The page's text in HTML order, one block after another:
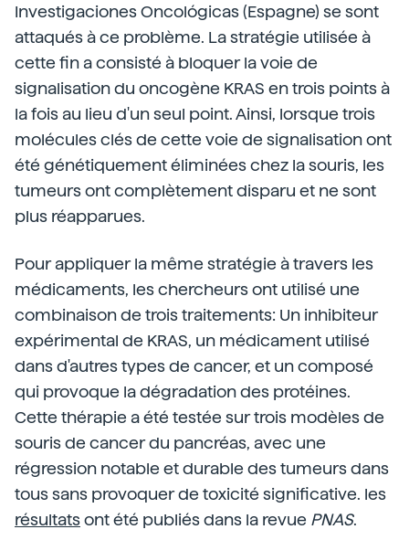
Investigaciones Oncológicas (Espagne) se sont
attaqués à ce problème. La stratégie utilisée à
cette fin a consisté à bloquer la voie de
signalisation du oncogène KRAS en trois points à
la fois au lieu d'un seul point. Ainsi, lorsque trois
molécules clés de cette voie de signalisation ont
été génétiquement éliminées chez la souris, les
tumeurs ont complètement disparu et ne sont
plus réapparues.
Pour appliquer la même stratégie à travers les
médicaments, les chercheurs ont utilisé une
combinaison de trois traitements: Un inhibiteur
expérimental de KRAS, un médicament utilisé
dans d'autres types de cancer, et un composé
qui provoque la dégradation des protéines.
Cette thérapie a été testée sur trois modèles de
souris de cancer du pancréas, avec une
régression notable et durable des tumeurs dans
tous sans provoquer de toxicité significative. les
résultatsont été publiés dans la revue PNAS.